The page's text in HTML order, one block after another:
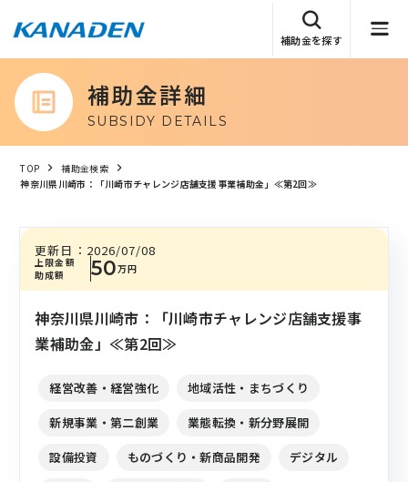
補助金を探す
補助金詳細
SUBSIDY DETAILS
TOP
補助金検索
神奈川県川崎市：「川崎市チャレンジ店舗支援事業補助金」≪第2回≫
上限金額
助成額
50万円
更新日： 2026/07/08
神奈川県川崎市：「川崎市チャレンジ店舗支援事
業補助金」≪第2回≫
経営改善・経営強化
地域活性・まちづくり
新規事業・第二創業
業態転換・新分野展開
設備投資
ものづくり・新商品開発
デジタル